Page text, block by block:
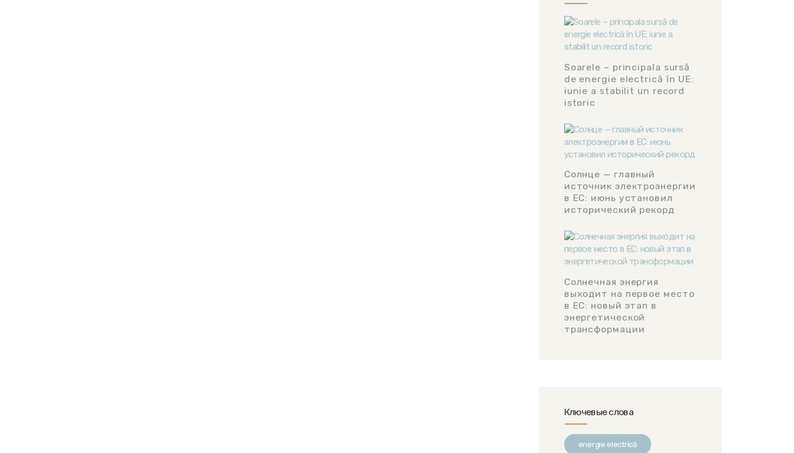
Soarele – principala sursă
de energie electrică în UE:
iunie a stabilit un record
istoric
Солнце — главный
источник электроэнергии
в ЕС: июнь установил
исторический рекорд
Солнечная энергия
выходит на первое место
в ЕС: новый этап в
энергетической
трансформации
Ключевые слова
energie electrică